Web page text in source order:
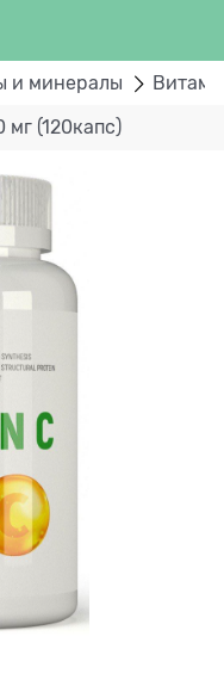
и минералы
мг (120капс)